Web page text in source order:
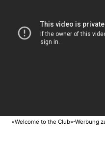
«Welcome to the Club»-Werbung